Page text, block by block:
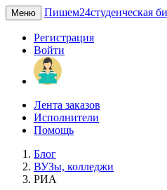
Меню Пишем24студенческая
Регистрация
Войти
Лента заказов
Исполнители
Помощь
Блог
ВУЗы, колледжи
РИА